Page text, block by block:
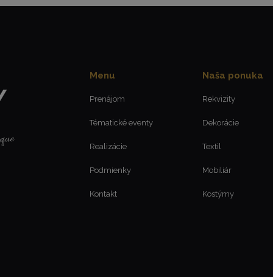
Menu
Prenájom
Tématické eventy
Realizácie
Podmienky
Kontakt
Naša ponuka
Rekvizity
Dekorácie
Textil
Mobiliár
Kostýmy